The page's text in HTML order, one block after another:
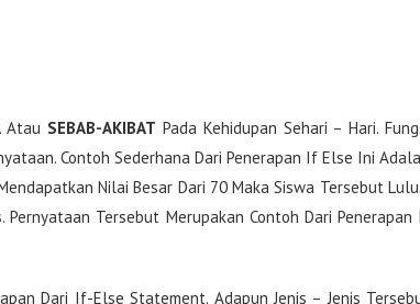
Atau SEBAB-AKIBAT Pada Kehidupan Sehari – Hari.
Contoh Sederhana Dari Penerapan If Else Ini
Nilai Besar Dari 70 Maka Siswa Tersebut
Tersebut Merupakan Contoh Dari Penerapan
Dari If-Else Statement. Adapun Jenis – Jenis